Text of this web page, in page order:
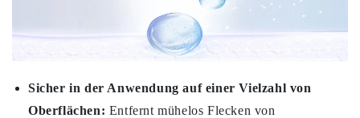
Sicher in der Anwendung auf einer Vielzahl von
Oberflächen: Entfernt mühelos Flecken von